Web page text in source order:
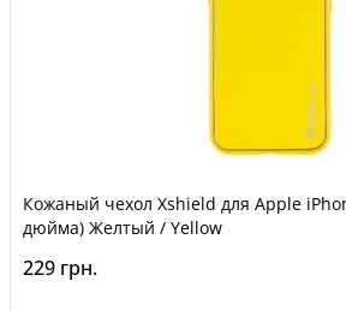
Кожаный чехол Xshield для Apple
дюйма) Желтый / Yellow
229 грн.